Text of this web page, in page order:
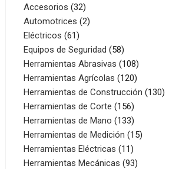
Accesorios 3232
productos
Automotrices 22
Eléctricos 6161
productos
Equipos de Seguridad 5858
productos
Herramientas Abrasivas 108108
productos
Herramientas Agrícolas 120120
productos
Herramientas de Construcción 130130
Herramientas de Corte 156156
productos
Herramientas de Mano 133133
productos
Herramientas de Medición 1515
Herramientas Eléctricas 1111
productos
Herramientas Mecánicas 9393